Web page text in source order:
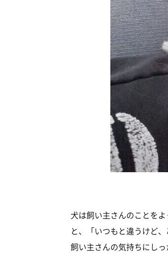
犬は飼い主さんのことを
と、「いつもと違うけど
飼い主さんの気持ちにし